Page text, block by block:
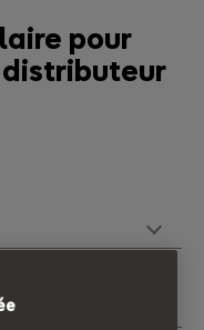
pour